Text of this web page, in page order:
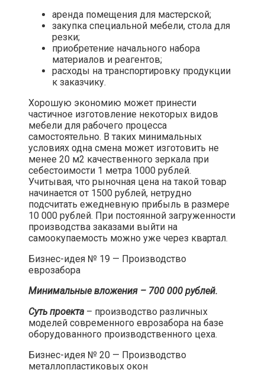
аренда помещения для мастерской;
закупка специальной мебели, стола для
резки;
приобретение начального набора
материалов и реагентов;
расходы на транспортировку продукции
к заказчику.
Хорошую экономию может принести
частичное изготовление некоторых видов
мебели для рабочего процесса
самостоятельно. В таких минимальных
условиях одна смена может изготовить не
менее 20 м2 качественного зеркала при
себестоимости 1 метра 1000 рублей.
Учитывая, что рыночная цена на такой товар
начинается от 1500 рублей, нетрудно
подсчитать ежедневную прибыль в размере
10 000 рублей. При постоянной загруженности
производства заказами выйти на
самоокупаемость можно уже через квартал.​
Бизнес-идея № 19 — Производство
еврозабора​
Минимальные вложения – 700 000 рублей.
Суть проекта – производство различных
моделей современного еврозабора на базе
оборудованного производственного цеха.​
Бизнес-идея № 20 — Производство
металлопластиковых окон​